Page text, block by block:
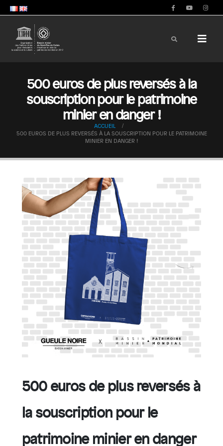
500 euros de plus reversés à la
souscription pour le patrimoine
minier en danger !
ACCUEIL
500 EUROS DE PLUS REVERSÉS À LA SOUSCRIPTION POUR LE PATRIMOINE
MINIER EN DANGER !
500 euros de plus reversés à
la souscription pour le
patrimoine minier en danger